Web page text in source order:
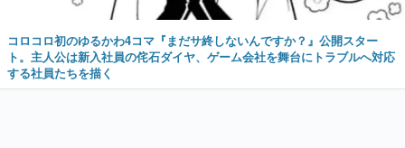
コロコロ初のゆるかわ4コマ『まだサ終しないんですか？』公開スター
ト。主人公は新入社員の侘石ダイヤ、ゲーム会社を舞台にトラブルへ対応
する社員たちを描く